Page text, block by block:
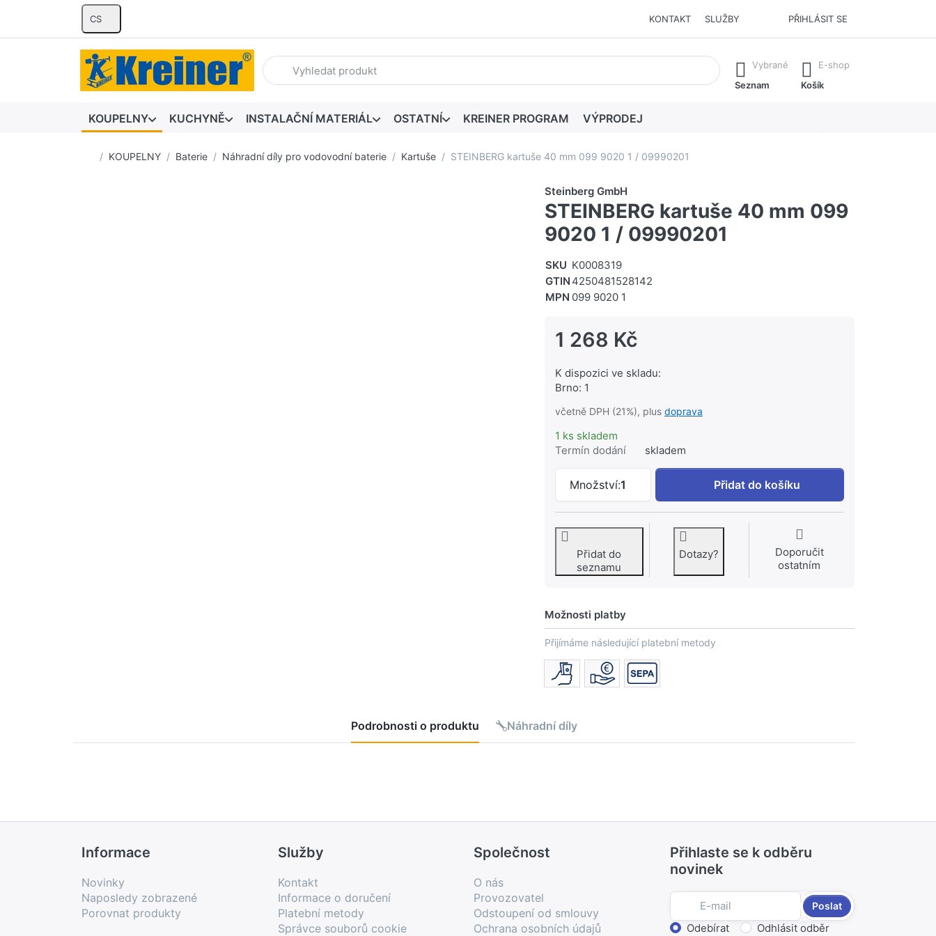
CS KONTAKT SLUŽBY PŘIHLÁSIT SE
Zadejte hledaný výraz. První výsledky se zobrazí automaticky při zadávání. Stisknutím klávesy Enter vyvoláte všechny výsledky.
Vybrané
Seznam
E-shop
Košík
KOUPELNY KUCHYNĚ INSTALAČNÍ MATERIÁL OSTATNÍ KREINER PROGRAM VÝPRODEJ
Domovská stránka
KOUPELNY Baterie Náhradní díly pro vodovodní baterie Kartuše STEINBERG kartuše 40 mm 099 9020 1 / 09990201
Steinberg GmbH
STEINBERG kartuše 40 mm 099
9020 1 / 09990201
SKU K0008319
GTIN 4250481528142
MPN 099 9020 1
1 268 Kč
K dispozici ve skladu:
Brno: 1
včetně DPH (21%), plus doprava
1 ks skladem
Termín dodání
skladem
Množství:1
STEINBERG kartuše 40 mm 099 9020 1 / 09990201 k 1
Přidat do košíku
Přidat do
seznamu
Dotazy?
Doporučit
ostatním
Možnosti platby
Přijímáme následující platební metody
Podrobnosti o produktu Náhradní díly
Informace
Novinky
Naposledy zobrazené
Porovnat produkty
Služby
Kontakt
Informace o doručení
Platební metody
Správce souborů cookie
Společnost
O nás
Provozovatel
Odstoupení od smlouvy
Ochrana osobních údajů
Přihlaste se k odběru
novinek
Poslat
Zvolte akci
Odebírat Odhlásit odběr